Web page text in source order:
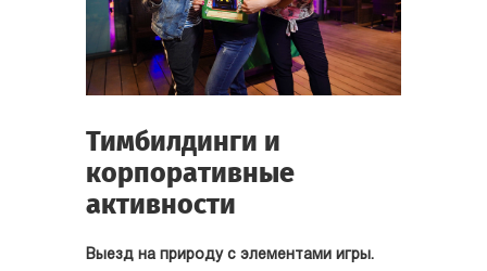
Тимбилдинги и
корпоративные
активности
Выезд на природу с элементами игры.